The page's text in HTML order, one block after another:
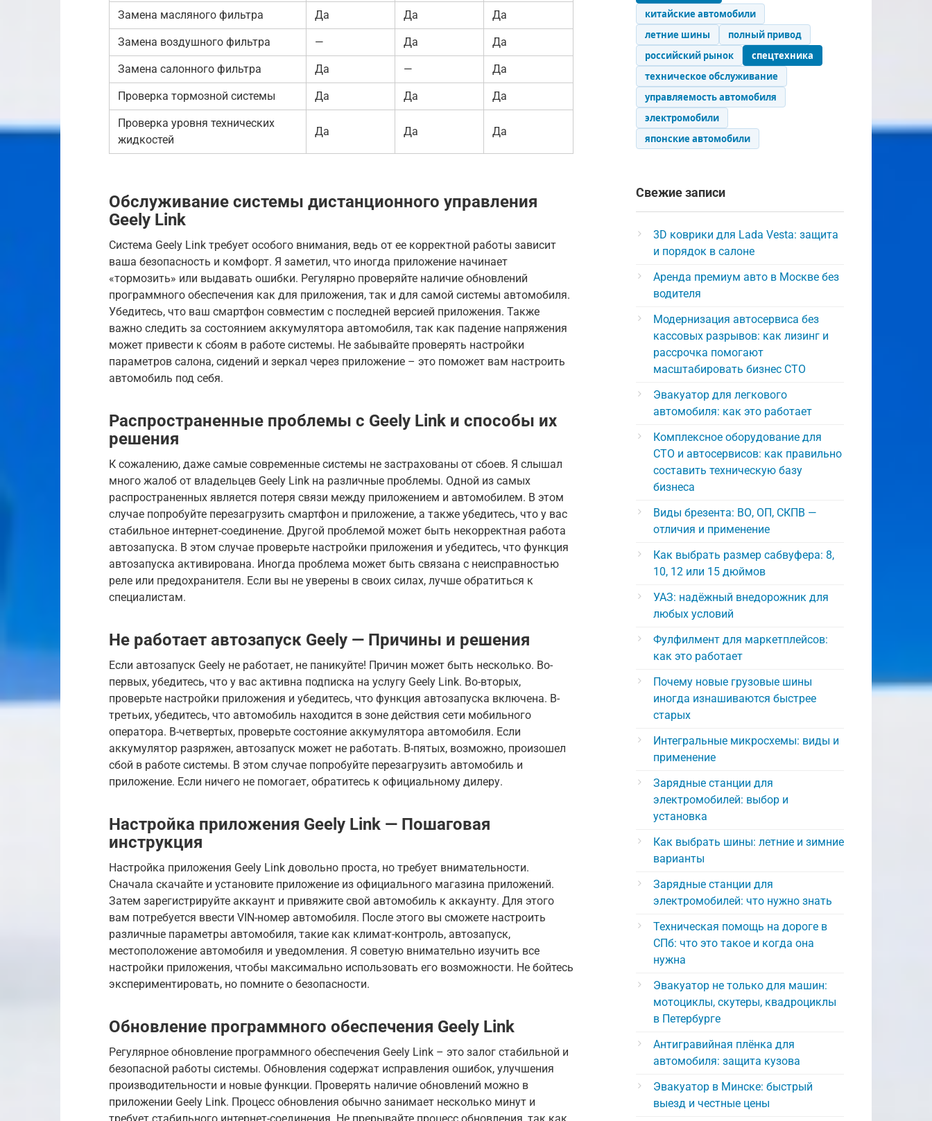
Замена масляного фильтра Да Да Да
Замена воздушного фильтра — Да Да
Замена салонного фильтра Да — Да
Проверка тормозной системы Да Да Да
Проверка уровня технических
жидкостей
Да Да Да
Обслуживание системы дистанционного управления
Geely Link
Система Geely Link требует особого внимания, ведь от ее корректной работы зависит
ваша безопасность и комфорт. Я заметил, что иногда приложение начинает
«тормозить» или выдавать ошибки. Регулярно проверяйте наличие обновлений
программного обеспечения как для приложения, так и для самой системы автомобиля.
Убедитесь, что ваш смартфон совместим с последней версией приложения. Также
важно следить за состоянием аккумулятора автомобиля, так как падение напряжения
может привести к сбоям в работе системы. Не забывайте проверять настройки
параметров салона, сидений и зеркал через приложение – это поможет вам настроить
автомобиль под себя.
Распространенные проблемы с Geely Link и способы их
решения
К сожалению, даже самые современные системы не застрахованы от сбоев. Я слышал
много жалоб от владельцев Geely Link на различные проблемы. Одной из самых
распространенных является потеря связи между приложением и автомобилем. В этом
случае попробуйте перезагрузить смартфон и приложение, а также убедитесь, что у вас
стабильное интернет-соединение. Другой проблемой может быть некорректная работа
автозапуска. В этом случае проверьте настройки приложения и убедитесь, что функция
автозапуска активирована. Иногда проблема может быть связана с неисправностью
реле или предохранителя. Если вы не уверены в своих силах, лучше обратиться к
специалистам.
Не работает автозапуск Geely — Причины и решения
Если автозапуск Geely не работает, не паникуйте! Причин может быть несколько. Во-
первых, убедитесь, что у вас активна подписка на услугу Geely Link. Во-вторых,
проверьте настройки приложения и убедитесь, что функция автозапуска включена. В-
третьих, убедитесь, что автомобиль находится в зоне действия сети мобильного
оператора. В-четвертых, проверьте состояние аккумулятора автомобиля. Если
аккумулятор разряжен, автозапуск может не работать. В-пятых, возможно, произошел
сбой в работе системы. В этом случае попробуйте перезагрузить автомобиль и
приложение. Если ничего не помогает, обратитесь к официальному дилеру.
Настройка приложения Geely Link — Пошаговая
инструкция
Настройка приложения Geely Link довольно проста, но требует внимательности.
Сначала скачайте и установите приложение из официального магазина приложений.
Затем зарегистрируйте аккаунт и привяжите свой автомобиль к аккаунту. Для этого
вам потребуется ввести VIN-номер автомобиля. После этого вы сможете настроить
различные параметры автомобиля, такие как климат-контроль, автозапуск,
местоположение автомобиля и уведомления. Я советую внимательно изучить все
настройки приложения, чтобы максимально использовать его возможности. Не бойтесь
экспериментировать, но помните о безопасности.
Обновление программного обеспечения Geely Link
Регулярное обновление программного обеспечения Geely Link – это залог стабильной и
безопасной работы системы. Обновления содержат исправления ошибок, улучшения
производительности и новые функции. Проверять наличие обновлений можно в
приложении Geely Link. Процесс обновления обычно занимает несколько минут и
китайские автомобили
летние шины
полный привод
российский рынок
спецтехника
техническое обслуживание
управляемость автомобиля
электромобили
японские автомобили
Свежие записи
3D коврики для Lada Vesta: защита
и порядок в салоне
Аренда премиум авто в Москве без
водителя
Модернизация автосервиса без
кассовых разрывов: как лизинг и
рассрочка помогают
масштабировать бизнес СТО
Эвакуатор для легкового
автомобиля: как это работает
Комплексное оборудование для
СТО и автосервисов: как правильно
составить техническую базу
бизнеса
Виды брезента: ВО, ОП, СКПВ —
отличия и применение
Как выбрать размер сабвуфера: 8,
10, 12 или 15 дюймов
УАЗ: надёжный внедорожник для
любых условий
Фулфилмент для маркетплейсов:
как это работает
Почему новые грузовые шины
иногда изнашиваются быстрее
старых
Интегральные микросхемы: виды и
применение
Зарядные станции для
электромобилей: выбор и
установка
Как выбрать шины: летние и зимние
варианты
Зарядные станции для
электромобилей: что нужно знать
Техническая помощь на дороге в
СПб: что это такое и когда она
нужна
Эвакуатор не только для машин:
мотоциклы, скутеры, квадроциклы
в Петербурге
Антигравийная плёнка для
автомобиля: защита кузова
Эвакуатор в Минске: быстрый
выезд и честные цены